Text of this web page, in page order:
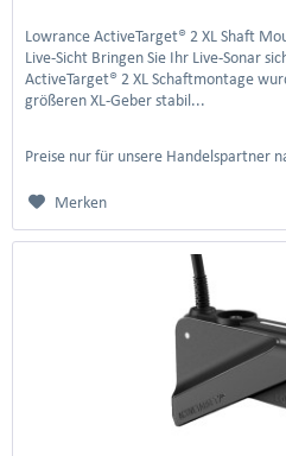
Lowrance ActiveTarget® 2 XL Shaft
Live-Sicht Bringen Sie Ihr Live-Sonar
ActiveTarget® 2 XL Schaftmontage
größeren XL-Geber stabil...
Preise nur für unsere Handelspartner
Merken